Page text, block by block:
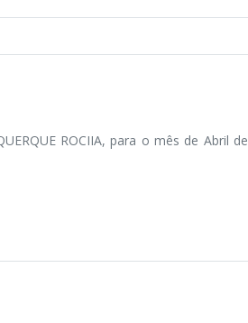
ROCIIA, para o mês de Abril de